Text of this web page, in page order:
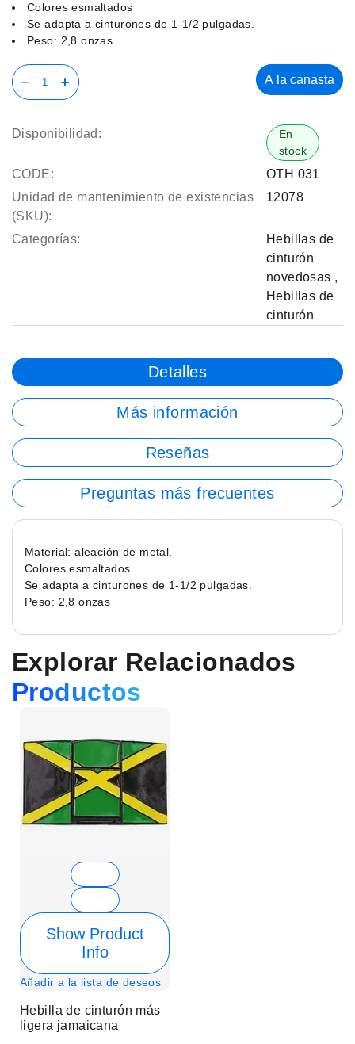
Colores esmaltados
Se adapta a cinturones de 1-1/2 pulgadas.
Peso: 2,8 onzas
A la canasta
Disponibilidad:
En
stock
CODE:
OTH 031
Unidad de mantenimiento de existencias
(SKU):
12078
Categorías:
Hebillas de
cinturón
novedosas ,
Hebillas de
cinturón
Detalles
Más información
Reseñas
Preguntas más frecuentes
Material: aleación de metal.
Colores esmaltados
Se adapta a cinturones de 1-1/2 pulgadas.
Peso: 2,8 onzas
Explorar Relacionados
Productos
Show Product
Info
Añadir a la lista de deseos
Hebilla de cinturón más
ligera jamaicana